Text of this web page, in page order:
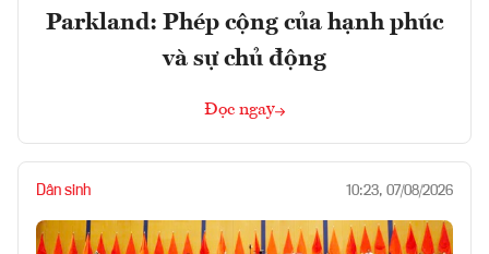
Parkland: Phép cộng của hạnh phúc
và sự chủ động
Đọc ngay
Dân sinh 10:23, 07/08/2026